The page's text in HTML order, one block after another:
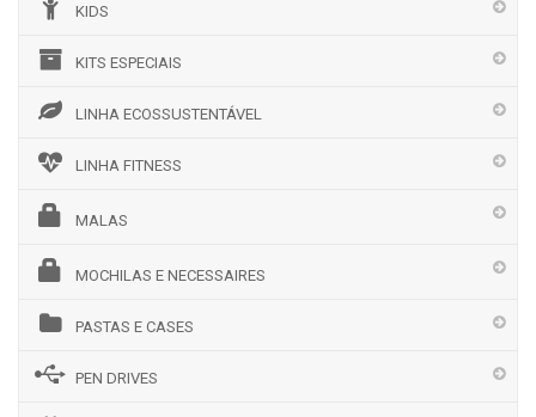
KIDS
KITS ESPECIAIS
LINHA ECOSSUSTENTÁVEL
LINHA FITNESS
MALAS
MOCHILAS E NECESSAIRES
PASTAS E CASES
PEN DRIVES